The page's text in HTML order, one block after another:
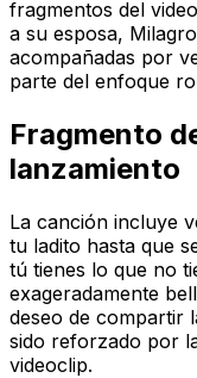
fragmentos del
a su esposa,
acompañadas por
parte del enfoque
Fragmento
lanzamiento
La canción incluye
tu ladito hasta que
tú tienes lo que no
exageradamente
deseo de compartir
sido reforzado por
videoclip.